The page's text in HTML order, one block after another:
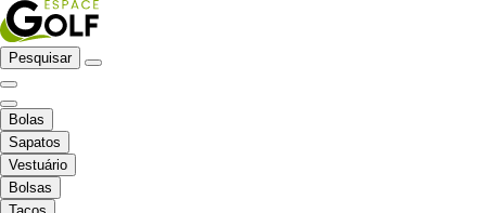
Pesquisar
Bolas
Sapatos
Vestuário
Bolsas